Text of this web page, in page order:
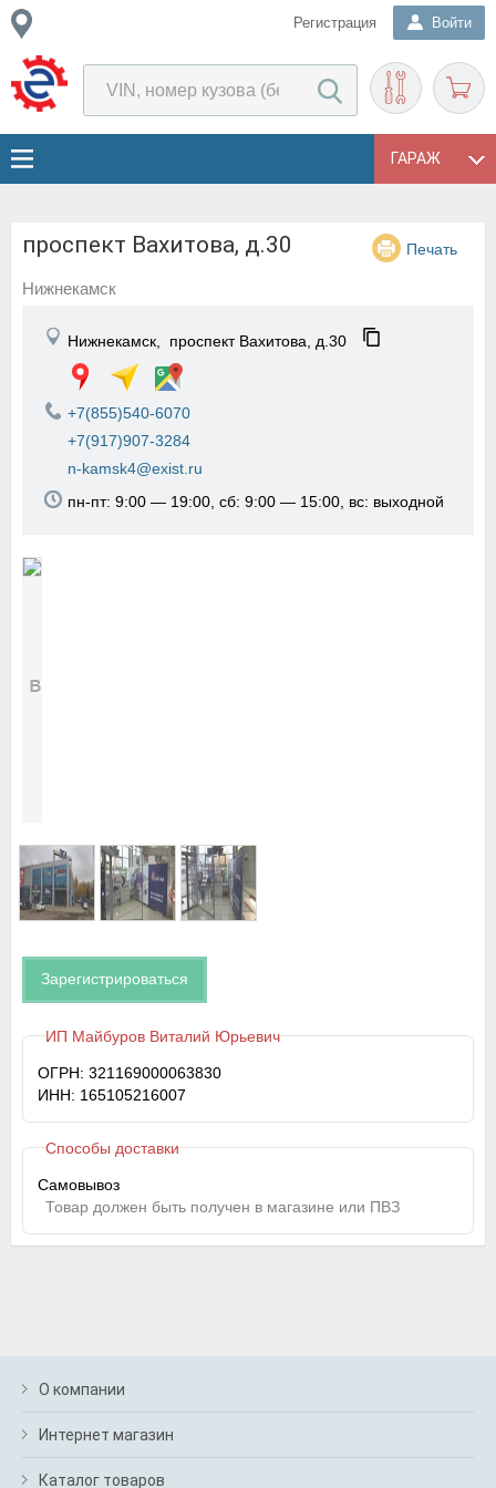
Регистрация Войти
ГАРАЖ
проспект Вахитова, д.30 Печать
Нижнекамск
Нижнекамск, проспект Вахитова, д.30
+7(855)540-6070
+7(917)907-3284
n-kamsk4@exist.ru
пн-пт: 9:00 — 19:00, сб: 9:00 — 15:00, вс: выходной
Зарегистрироваться
ИП Майбуров Виталий Юрьевич
ОГРН: 321169000063830
ИНН: 165105216007
Способы доставки
Самовывоз
Товар должен быть получен в магазине или ПВЗ
О компании
Интернет магазин
Каталог товаров